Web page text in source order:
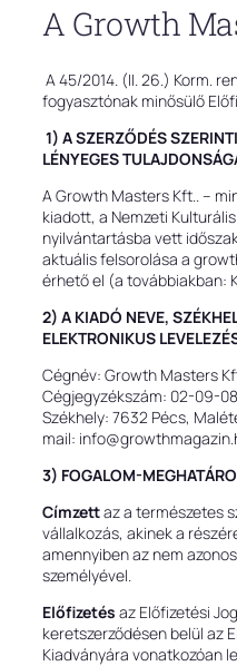
A Growth
A 45/2014. (II. 26.) Korm.
fogyasztónak minősülő
1) A SZERZŐDÉS
LÉNYEGES
A Growth Masters Kft.. –
kiadott, a Nemzeti
nyilvántartásba vett
aktuális felsorolása a
érhető el (a továbbiakban:
2) A KIADÓ NEVE,
ELEKTRONIKUS
Cégnév: Growth Masters
Cégjegyzékszám: 02-09-
Székhely: 7632 Pécs,
mail:
3) FOGALOM-
Címzettaz a természetes
vállalkozás, akinek a
amennyiben az nem
személyével.
Előfizetés az Előfizetési
keretszerződésen belül az
Kiadványára vonatkozóan